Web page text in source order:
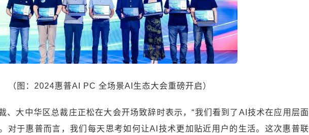
（图：2024惠普AI PC 全场景AI生态大会重磅开启）
、大中华区总裁庄正松在大会开场致辞时表示，“我们看到了AI技术在应用层面
对于惠普而言，我们每天思考如何让AI技术更加贴近用户的生活。这次惠普联